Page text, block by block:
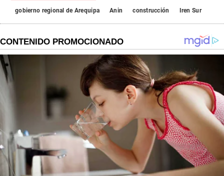
gobierno regional de Arequipa Anin construcción Iren Sur